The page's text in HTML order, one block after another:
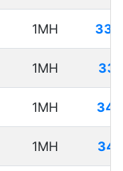
1MH
1MH
1MH
1MH